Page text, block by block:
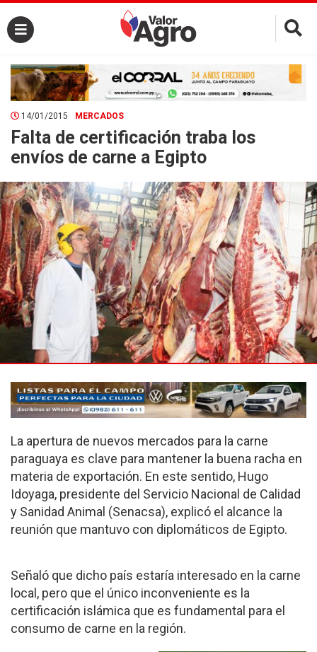
×
14/01/2015 MERCADOS
Falta de certificación traba los
envíos de carne a Egipto
La apertura de nuevos mercados para la carne
paraguaya es clave para mantener la buena racha en
materia de exportación. En este sentido, Hugo
Idoyaga, presidente del Servicio Nacional de Calidad
y Sanidad Animal (Senacsa), explicó el alcance la
reunión que mantuvo con diplomáticos de Egipto.
Señaló que dicho país estaría interesado en la carne
local, pero que el único inconveniente es la
certificación islámica que es fundamental para el
consumo de carne en la región.